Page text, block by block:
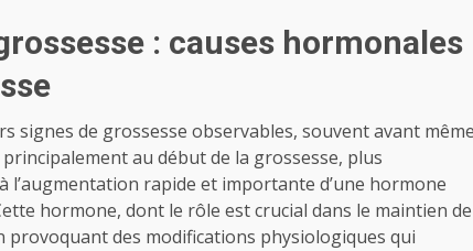
: causes hormonales
signes de grossesse observables, souvent avant
au début de la grossesse, plus
rapide et importante d’une hormone
hormone, dont le rôle est crucial dans le maintien de
des modifications physiologiques qui